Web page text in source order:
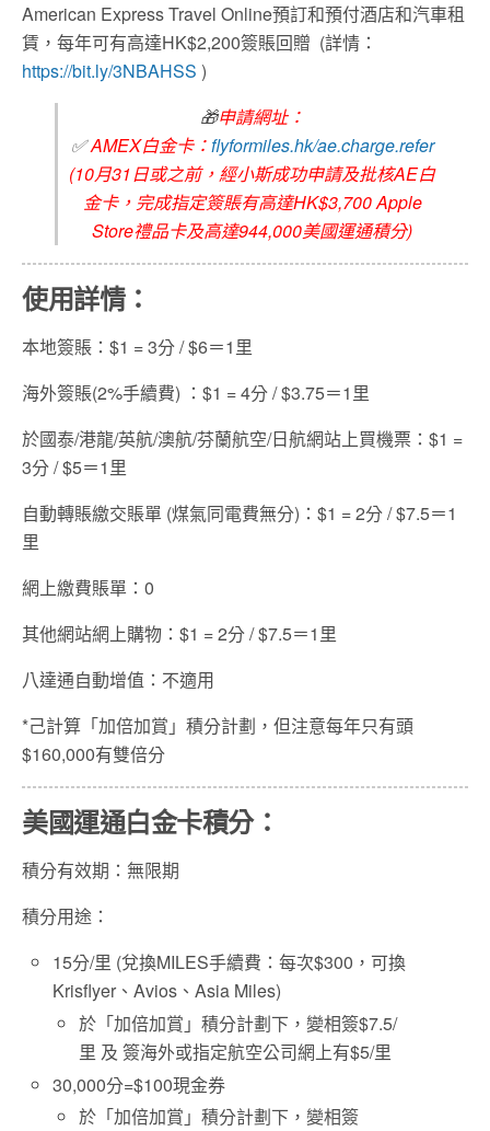
American Express Travel Online預訂和預付酒店和汽車租
賃，每年可有高達HK$2,200簽賬回贈 (詳情：
https://bit.ly/3NBAHSS )
🎁申請網址：
✅AMEX白金卡：flyformiles.hk/ae.charge.refer
(10月31日或之前，經小斯成功申請及批核AE白
金卡，完成指定簽賬有高達HK$3,700 Apple
Store禮品卡及高達944,000美國運通積分)
使用詳情：
本地簽賬：$1 = 3分 / $6＝1里
海外簽賬(2%手續費) ：$1 = 4分 / $3.75＝1里
於國泰/港龍/英航/澳航/芬蘭航空/日航網站上買機票：$1 =
3分 / $5＝1里
自動轉賬繳交賬單 (煤氣同電費無分)：$1 = 2分 / $7.5＝1
里
網上繳費賬單：0
其他網站網上購物：$1 = 2分 / $7.5＝1里
八達通自動增值：不適用
*己計算「加倍加賞」積分計劃，但注意每年只有頭
$160,000有雙倍分
美國運通白金卡積分：
積分有效期：無限期
積分用途：
15分/里 (兌換MILES手續費：每次$300，可換
Krisflyer、Avios、Asia Miles)
於「加倍加賞」積分計劃下，變相簽$7.5/
里 及 簽海外或指定航空公司網上有$5/里
30,000分=$100現金券
於「加倍加賞」積分計劃下，變相簽